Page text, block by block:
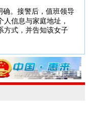
。接警后，值班领导
信息与家庭地址，
方式，并告知该女子